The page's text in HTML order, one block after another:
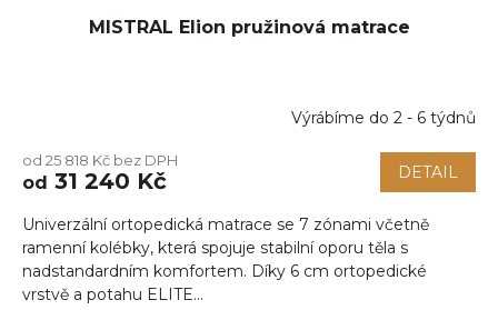
MISTRAL Elion pružinová matrace
Výrábíme do 2 - 6 týdnů
od 25 818 Kč bez DPH
od 31 240 Kč DETAIL
Univerzální ortopedická matrace se 7 zónami včetně
ramenní kolébky, která spojuje stabilní oporu těla s
nadstandardním komfortem. Díky 6 cm ortopedické
vrstvě a potahu ELITE...